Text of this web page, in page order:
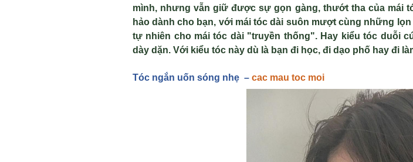
mình, nhưng vẫn giữ được sự gọn gàng, thướt tha của mái
hảo dành cho bạn, với mái tóc dài suôn mượt cùng những lọn
tự nhiên cho mái tóc dài "truyền thống". Hay kiểu tóc duỗi c
dày dặn. Với kiểu tóc này dù là bạn đi học, đi dạo phố hay đi l
Tóc ngắn uốn sóng nhẹ – cac mau toc moi